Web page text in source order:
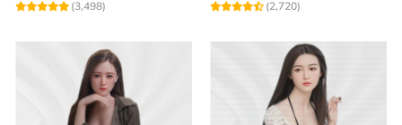
Đặc biệt chiều sâu âm đạo 16cm, độ sâu hậu
môn 10cm đáp ứng trọn vẹn nhu cầu thực tế
nhất.
(3,498) (2,720)